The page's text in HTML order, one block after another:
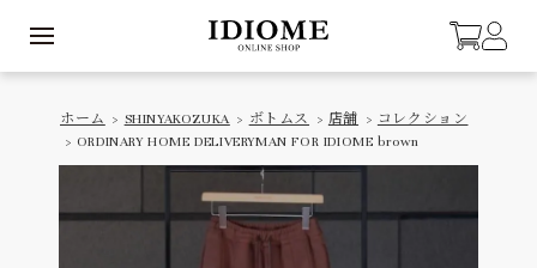
ホーム > SHINYAKOZUKA > ボトムス > 店舗 > コレクション
> ORDINARY HOME DELIVERYMAN FOR IDIOME brown